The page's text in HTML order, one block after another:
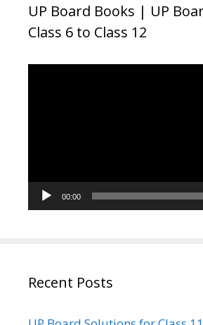
UP Board Books | UP
Class 6 to Class 12
00:00
Recent Posts